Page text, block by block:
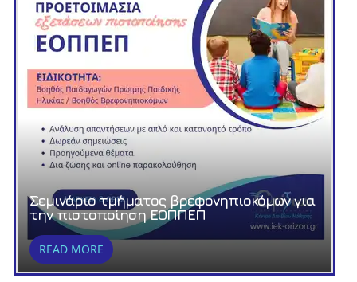
Σεμινάριο τμήματος βρεφονηπιοκόμων για
την πιστοποίηση ΕΟΠΠΕΠ
READ MORE